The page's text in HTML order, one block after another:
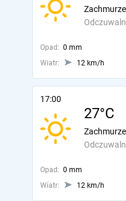
Opad: 0 mm
Wiatr:
12 km/h
17:00
27°C
Opad: 0 mm
Wiatr:
12 km/h